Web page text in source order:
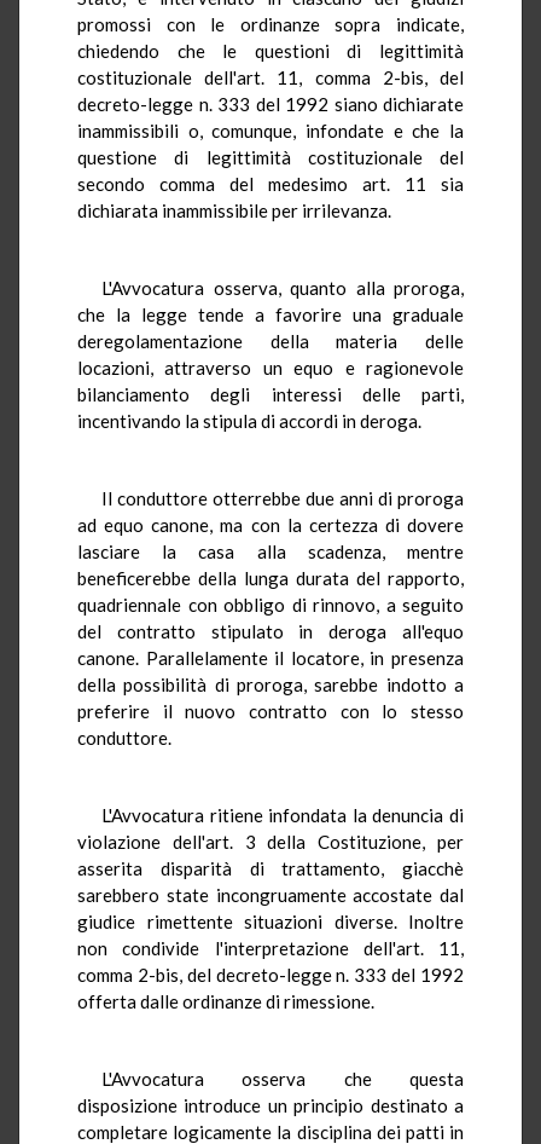
promossi con le ordinanze sopra indicate,
chiedendo che le questioni di legittimità
costituzionale dell'art. 11, comma 2-bis, del
decreto-legge n. 333 del 1992 siano dichiarate
inammissibili o, comunque, infondate e che la
questione di legittimità costituzionale del
secondo comma del medesimo art. 11 sia
dichiarata inammissibile per irrilevanza.
L'Avvocatura osserva, quanto alla proroga,
che la legge tende a favorire una graduale
deregolamentazione della materia delle
locazioni, attraverso un equo e ragionevole
bilanciamento degli interessi delle parti,
incentivando la stipula di accordi in deroga.
Il conduttore otterrebbe due anni di proroga
ad equo canone, ma con la certezza di dovere
lasciare la casa alla scadenza, mentre
beneficerebbe della lunga durata del rapporto,
quadriennale con obbligo di rinnovo, a seguito
del contratto stipulato in deroga all'equo
canone. Parallelamente il locatore, in presenza
della possibilità di proroga, sarebbe indotto a
preferire il nuovo contratto con lo stesso
conduttore.
L'Avvocatura ritiene infondata la denuncia di
violazione dell'art. 3 della Costituzione, per
asserita disparità di trattamento, giacchè
sarebbero state incongruamente accostate dal
giudice rimettente situazioni diverse. Inoltre
non condivide l'interpretazione dell'art. 11,
comma 2-bis, del decreto-legge n. 333 del 1992
offerta dalle ordinanze di rimessione.
L'Avvocatura osserva che questa
disposizione introduce un principio destinato a
completare logicamente la disciplina dei patti in